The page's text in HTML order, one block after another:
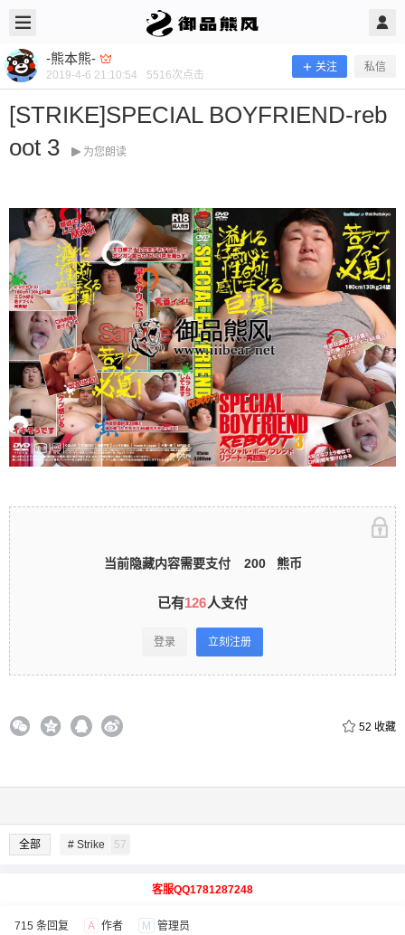
-熊本熊-
2019-4-6 21:10:54 5516次点击
关注 私信
[STRIKE]SPECIAL BOYFRIEND-reb
oot 3
为您朗读
当前隐藏内容需要支付 200 熊币
已有126人支付
登录 立刻注册
52 收藏
全部 # Strike 57
-熊本熊- @ 御品熊风 2019/4/06
[STRIKE]SPECIAL BOYFRIEND-rebo
ot 3
当前隐藏内容需要支付200熊币 已有126人支付 登
录立刻注册 0 收藏
客服QQ1781287248
715 条回复 A 作者 M 管理员